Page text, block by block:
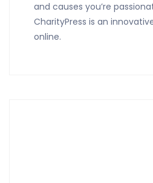
and causes you’re
CharityPress is an
online.